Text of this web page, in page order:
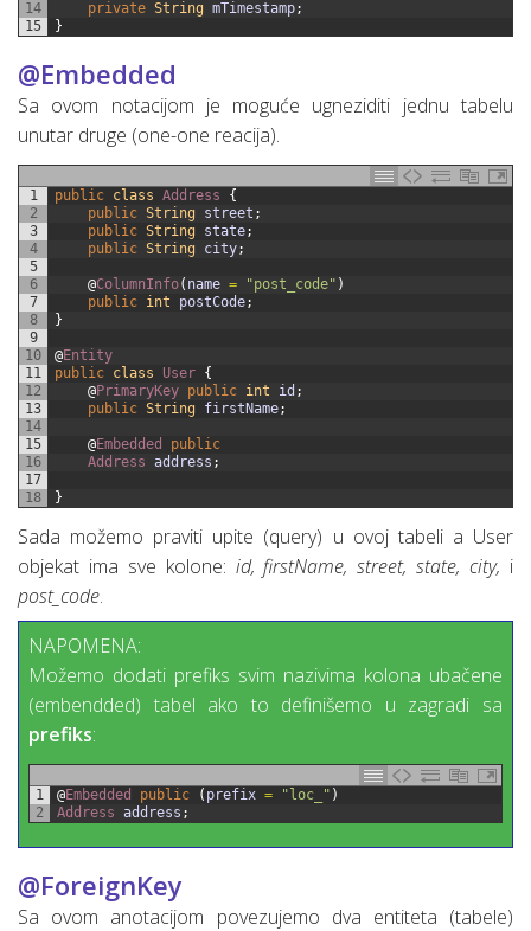
14
15
private String mTimestamp;
}
@Embedded
Sa ovom notacijom je moguće ugneziditi jednu tabelu
unutar druge (one-one reacija).
1
2
3
4
5
6
7
8
9
10
11
12
13
14
15
16
17
18
public class Address
{
public String street ;
public String state;
public String city;
@ColumnInfo( name = "post_code" )
public int postCode;
}
@Entity
public class User {
@PrimaryKey public int id ;
public String firstName;
@Embedded public
Address address ;
}
Sada možemo praviti upite (query) u ovoj tabeli a User
objekat ima sve kolone: id, firstName, street, state, city, i
post_code.
NAPOMENA:
Možemo dodati prefiks svim nazivima kolona ubačene
(embendded) tabel ako to definišemo u zagradi sa
prefiks:
1
2
@Embedded public ( prefix = "loc_" )
Address address ;
@ForeignKey
Sa ovom anotacijom povezujemo dva entiteta (tabele)